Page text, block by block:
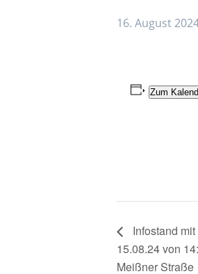
16. August
Zum
Infostand
15.08.24 von
Meißner Straße